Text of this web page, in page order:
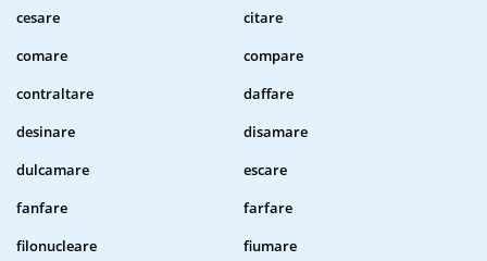
cesare
citare
comare
compare
contraltare
daffare
desinare
disamare
dulcamare
escare
fanfare
farfare
filonucleare
fiumare